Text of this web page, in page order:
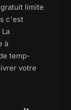
limite
c'est
à
temp-
votre